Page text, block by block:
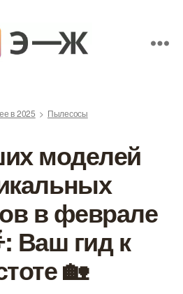
экспертов
в 2025 Пылесосы
моделей
в феврале
Ваш гид к
🏡